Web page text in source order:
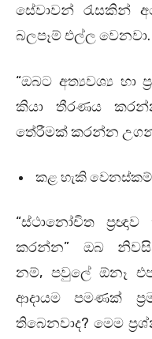
සේවාවන් රැසකින්
බලපෑම් එල්ල වෙනවා.
“ඔබට අත්‍යවශ්‍ය
කියා තීරණය
තේරීමක් කරන්න
කළ හැකි
“ස්ථානෝචිත
කරන්න” ඔබ
නම්, පවුලේ ඕනෑ
ආදායම පමණක්
තිබෙනවාද? මෙම